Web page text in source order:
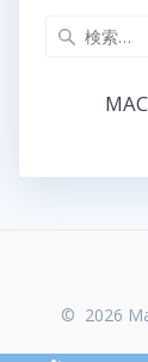
© 2026